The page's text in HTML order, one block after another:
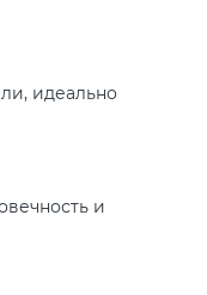
идеально
и